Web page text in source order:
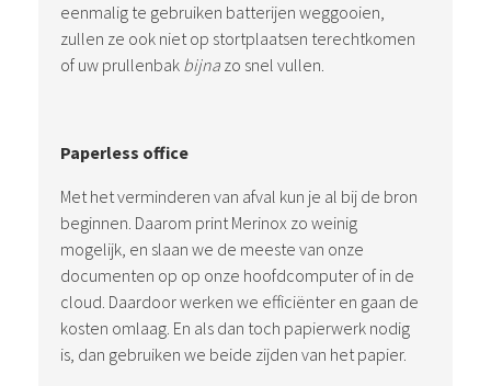
eenmalig te gebruiken batterijen weggooien,
zullen ze ook niet op stortplaatsen terechtkomen
of uw prullenbak bijna zo snel vullen.
Paperless office
Met het verminderen van afval kun je al bij de bron
beginnen. Daarom print Merinox zo weinig
mogelijk, en slaan we de meeste van onze
documenten op op onze hoofdcomputer of in de
cloud. Daardoor werken we efficiënter en gaan de
kosten omlaag. En als dan toch papierwerk nodig
is, dan gebruiken we beide zijden van het papier.